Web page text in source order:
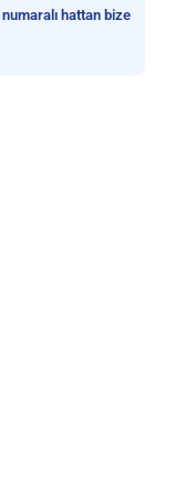
numaralı hattan bize